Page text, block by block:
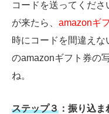
コードを送ってくだ
が来たら、 amazonギ
時にコードを間違え
のamazonギフト券の
ね。
ステップ３ ：振り込ま